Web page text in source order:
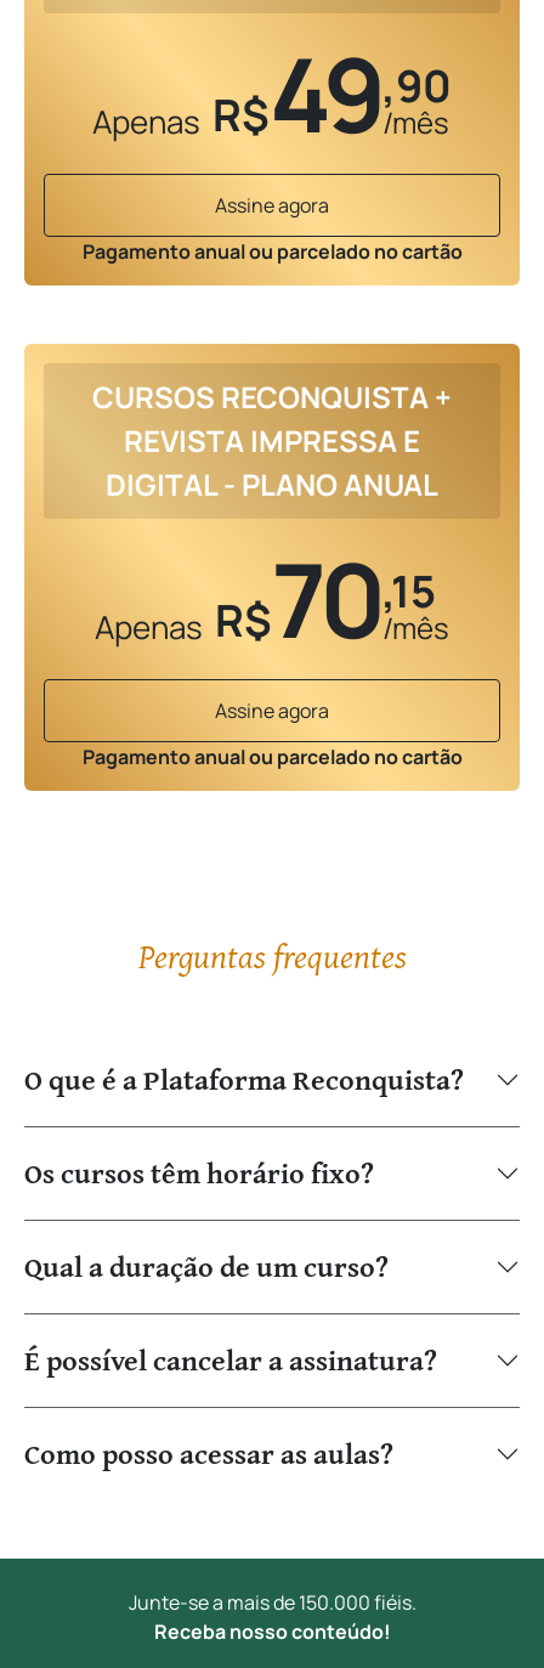
Apenas R$49,90
/mês
Assine agora
Pagamento anual ou parcelado no cartão
CURSOS RECONQUISTA +
REVISTA IMPRESSA E
DIGITAL - PLANO ANUAL
Apenas R$70,15
/mês
Assine agora
Pagamento anual ou parcelado no cartão
Perguntas frequentes
O que é a Plataforma Reconquista?
Os cursos têm horário fixo?
Qual a duração de um curso?
É possível cancelar a assinatura?
Como posso acessar as aulas?
Junte-se a mais de 150.000 fiéis.
Receba nosso conteúdo!